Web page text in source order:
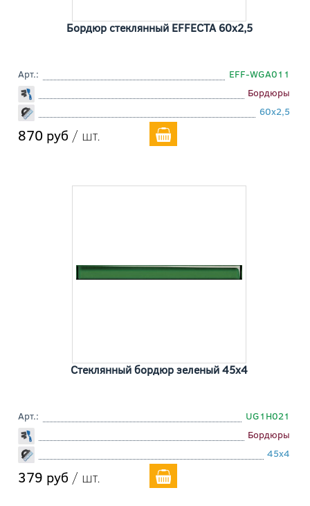
Бордюр стеклянный EFFECTA 60x2,5
Арт.:
EFF-WGA011
Бордюры
60x2,5
870 руб / шт.
Стеклянный бордюр зеленый 45x4
Арт.:
UG1H021
Бордюры
45x4
379 руб / шт.